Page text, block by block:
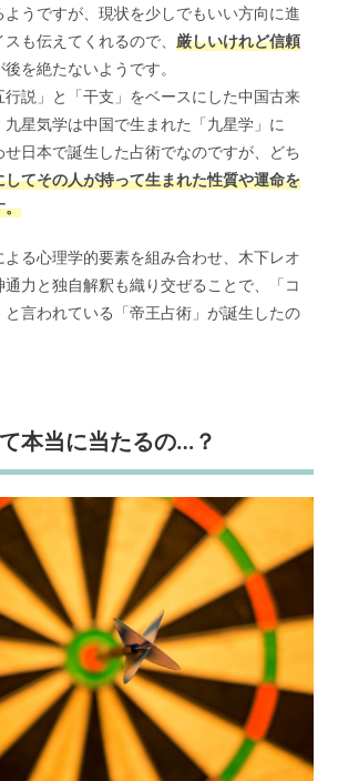
ようですが、現状を少しでもいい方向に進
も伝えてくれるので、厳しいけれど信頼
を絶たないようです。
説」と「干支」をベースにした中国古来
星気学は中国で生まれた「九星学」に
せ日本で誕生した占術でなのですが、どち
してその人が持って生まれた性質や運命を
。
よる心理学的要素を組み合わせ、木下レオ
力と独自解釈も織り交ぜることで、「コ
と言われている「帝王占術」が誕生したの
本当に当たるの…？